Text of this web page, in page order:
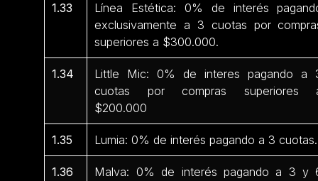
1.33
Línea Estética: 0% de interés
exclusivamente a 3 cuotas por
superiores a $300.000.
1.34
Little Mic: 0% de interes pagando a
cuotas por compras superiores
$200.000
1.35 Lumia: 0% de interés pagando a 3 cuotas.
1.36
Malva: 0% de interés pagando a 3 y